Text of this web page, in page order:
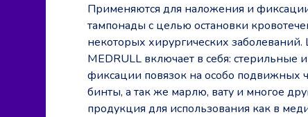
Применяются для наложения и
тампонады с целью остановки
некоторых хирургических
MEDRULL включает в себя: стерильные
фиксации повязок на особо подвижных
бинты, а так же марлю, вату и многое
продукция для использования как в